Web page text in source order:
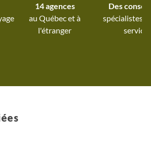
14 agences
au Québec età
l'étranger
Des
spécialistes
service